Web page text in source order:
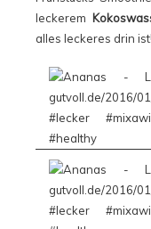
leckerem
alles leckeres drin ist!